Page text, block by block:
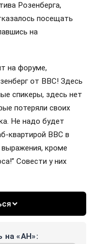
Розенберга,
посещать
на
на форуме,
от BBC! Здесь
спикеры, здесь нет
потеряли своих
Не надо будет
квартирой BBC в
кроме
Совести у них
на «АН»: